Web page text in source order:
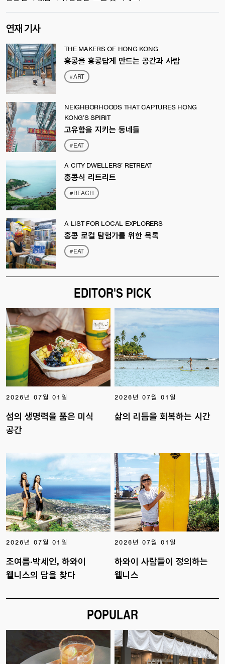
연재 기사
THE MAKERS OF HONG KONG
홍콩을 홍콩답게 만드는 공간과 사람
#ART
NEIGHBORHOODS THAT CAPTURES HONG
KONG’S SPIRIT
고유함을 지키는 동네들
#EAT
A CITY DWELLERS’ RETREAT
홍콩식 리트리트
#BEACH
A LIST FOR LOCAL EXPLORERS
홍콩 로컬 탐험가를 위한 목록
#EAT
EDITOR'S PICK
2026년 07월 01일
섬의 생명력을 품은 미식
공간
2026년 07월 01일
삶의 리듬을 회복하는 시간
2026년 07월 01일
조여름·박세인, 하와이
웰니스의 답을 찾다
2026년 07월 01일
하와이 사람들이 정의하는
웰니스
POPULAR